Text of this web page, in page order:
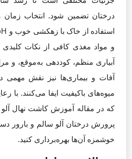
درختان تضمین شود. انتخاب
و مواد مغذی کافی از نکات کلیدی
آبیاری منظم، کوددهی به‌موقع، و
آفات و بیماری‌ها نیز نقش مهمی
میوه‌های باکیفیت ایفا می‌کنند. با
که در مقاله آموزش کاشت نهال آلو
پرورش درختان آلو سالم و بارور
خوشمزه آن‌ها بهره‌برداری کنید.